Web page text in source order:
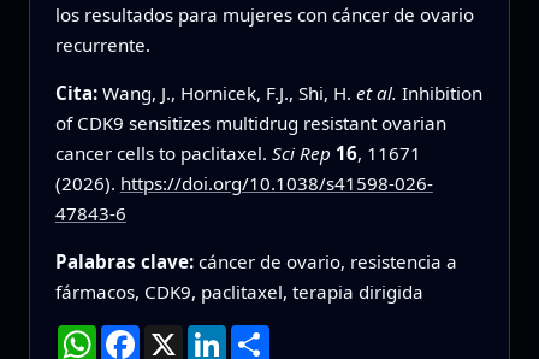
los resultados para mujeres con cáncer de ovario
recurrente.
Cita: Wang, J., Hornicek, F.J., Shi, H. et al. Inhibition
of CDK9 sensitizes multidrug resistant ovarian
cancer cells to paclitaxel. Sci Rep 16, 11671
(2026). https://doi.org/10.1038/s41598-026-
47843-6
Palabras clave: cáncer de ovario, resistencia a
fármacos, CDK9, paclitaxel, terapia dirigida
WhatsApp
Facebook
X LinkedInCompartir